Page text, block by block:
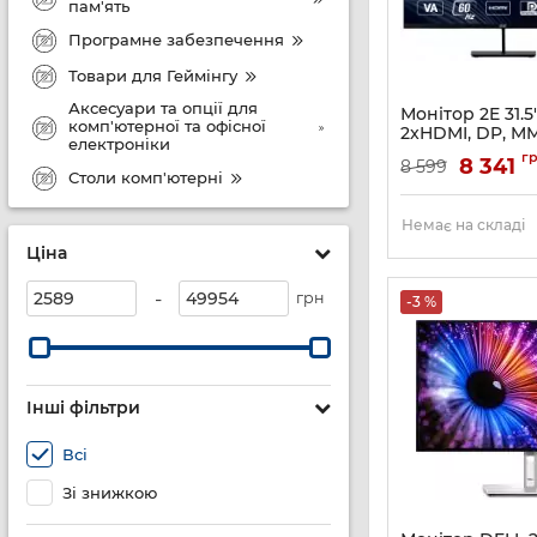
пам'ять
Програмне забезпечення
Товари для Геймінгу
Аксесуари та опції для
комп'ютерної та офісної
електроніки
Столи комп'ютерні
Ціна
- грн
Інші фільтри
Всі
Зі знижкою
Монітор 2E
2xHDMI, DP,
Артикул: 2E-L3224B-
8 599 8 341
Немає на складі
-3 %